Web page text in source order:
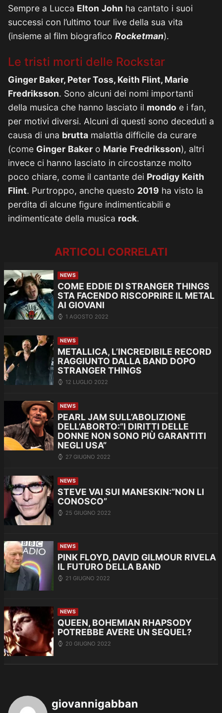
Sempre a Lucca Elton John ha cantato i suoi
successi con l’ultimo tour live della sua vita
(insieme al film biografico Rocketman).
Le tristi morti delle Rockstar
Ginger Baker, Peter Toss, Keith Flint, Marie
Fredriksson. Sono alcuni dei nomi importanti
della musica che hanno lasciato il mondo e i fan,
per motivi diversi. Alcuni di questi sono deceduti a
causa di una brutta malattia difficile da curare
(come Ginger Baker o Marie Fredriksson), altri
invece ci hanno lasciato in circostanze molto
poco chiare, come il cantante dei Prodigy Keith
Flint. Purtroppo, anche questo 2019 ha visto la
perdita di alcune figure indimenticabili e
indimenticate della musica rock.
ARTICOLI CORRELATI
NEWS
COME EDDIE DI STRANGER THINGS
STA FACENDO RISCOPRIRE IL METAL
AI GIOVANI
1 AGOSTO 2022
NEWS
METALLICA, L’INCREDIBILE RECORD
RAGGIUNTO DALLA BAND DOPO
STRANGER THINGS
12 LUGLIO 2022
NEWS
PEARL JAM SULL’ABOLIZIONE
DELL’ABORTO:”I DIRITTI DELLE
DONNE NON SONO PIÙ GARANTITI
NEGLI USA”
27 GIUGNO 2022
NEWS
STEVE VAI SUI MANESKIN:”NON LI
CONOSCO”
25 GIUGNO 2022
NEWS
PINK FLOYD, DAVID GILMOUR RIVELA
IL FUTURO DELLA BAND
21 GIUGNO 2022
NEWS
QUEEN, BOHEMIAN RHAPSODY
POTREBBE AVERE UN SEQUEL?
20 GIUGNO 2022
giovannigabban